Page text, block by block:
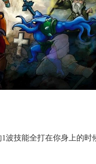
技能全打在你身上的时